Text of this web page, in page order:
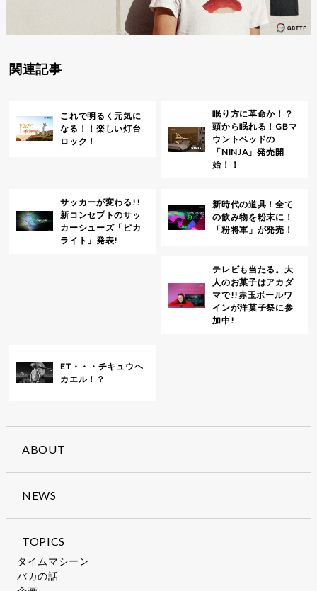
関連記事
これで明るく元気に
なる！！楽しい灯台
ロック！
眠り方に革命か！？
頭から眠れる！GBマ
ウントベッドの
「NINJA」発売開
始！！
サッカーが変わる!!
新コンセプトのサッ
カーシューズ「ピカ
ライト」発表!
新時代の道具！全て
の飲み物を粉末に！
「粉将軍」が発売！
テレビも当たる。大
人のお菓子はアカダ
マで!!赤玉ボールワ
インが洋菓子祭に参
加中!
ET・・・チキュウヘ
カエル！？
ABOUT
NEWS
TOPICS
タイムマシーン
バカの話